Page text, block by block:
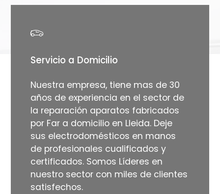
Servicio a Domicilio
Nuestra empresa, tiene mas de 30
años de experiencia en el sector de
la reparación aparatos fabricados
por Far a domicilio en Lleida. Deje
sus electrodomésticos en manos
de profesionales cualificados y
certificados. Somos Líderes en
nuestro sector con miles de clientes
satisfechos.